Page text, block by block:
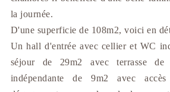
la journée.
D'une superficie de 108m2, voici en
Un hall d'entrée avec cellier et WC
séjour de 29m2 avec terrasse de
indépendante de 9m2 avec